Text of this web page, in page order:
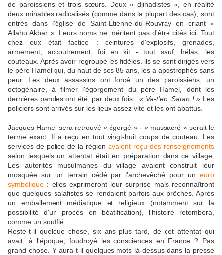
de paroissiens et trois sœurs. Deux « djihadistes », en réalité
deux minables radicalisés (comme dans la plupart des cas), sont
entrés dans l'église de Saint-Étienne-du-Rouvray en criant «
Allahu Akbar ». Leurs noms ne méritent pas d'être cités ici. Tout
chez eux était factice : ceintures d'explosifs, grenades,
armement, accoutrement, foi en kit - tout sauf, hélas, les
couteaux. Après avoir regroupé les fidèles, ils se sont dirigés vers
le père Hamel qui, du haut de ses 85 ans, les a apostrophés sans
peur. Les deux assassins ont forcé un des paroissiens, un
octogénaire, à filmer l'égorgement du père Hamel, dont les
dernières paroles ont été, par deux fois :« Va-t'en, Satan ! » Les
policiers sont arrivés sur les lieux assez vite et les ont abattus.
Jacques Hamel sera retrouvé « égorgé » - « massacré » serait le
terme exact. Il a reçu en tout vingt-huit coups de couteau. Les
services de police de la région avaient reçu des renseignements
selon lesquels un attentat était en préparation dans ce village.
Les autorités musulmanes du village avaient construit leur
mosquée sur un terrain cédé par l'archevêché pour un euro
symbolique : elles exprimeront leur surprise mais reconnaîtront
que quelques salafistes se rendaient parfois aux prêches. Après
un emballement médiatique et religieux (notamment sur la
possibilité d'un procès en béatification), l'histoire retombera,
comme un soufflé.
Reste-t-il quelque chose, six ans plus tard, de cet attentat qui
avait, à l'époque, foudroyé les consciences en France ? Pas
grand chose. Y aura-t-il quelques mots là-dessus dans la presse